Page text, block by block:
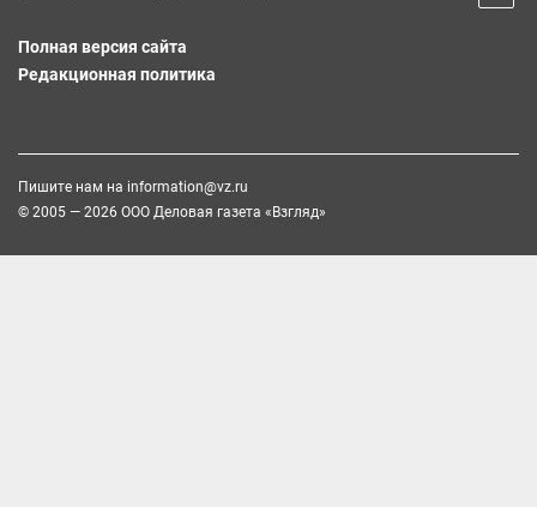
Полная версия сайта
Редакционная политика
Пишите нам на information@vz.ru
© 2005 — 2026 ООО Деловая газета «Взгляд»